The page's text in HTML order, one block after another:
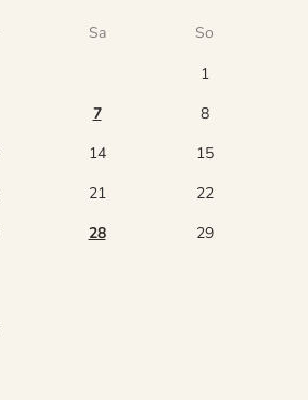
Sa
So
1
7
8
14
15
21
22
28
29